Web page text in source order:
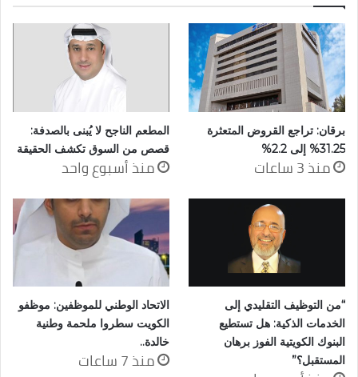
برقان: تراجع القروض المتعثرة
31.25% إلى 2.2%
منذ 3 ساعات
المطعم الناجح لا يُبنى بالصدفة:
قصص من السوق تكشف الحقيقة
منذ أسبوع واحد
“من التوظيف التقليدي إلى
الخدمات الذكية: هل تستطيع
البنوك الكويتية الفوز برهان
المستقبل؟”
الاتحاد الوطني للموظفين: موظفو
الكويت سطروا ملحمة وطنية
خالدة..
منذ 7 ساعات